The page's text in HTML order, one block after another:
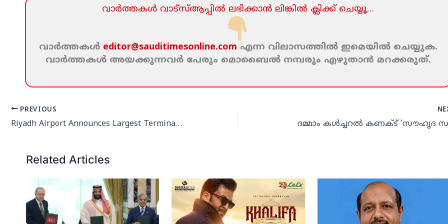
വാര്‍ത്തകള്‍ വാട്‌സ്‌ആപ്പില്‍ ലഭിക്കാന്‍ ലിങ്കില്‍ ക്ലിക്ക്‌ ചെയ്യൂ…
വാര്‍ത്തകള്‍ editor@sauditimesonline.com എന്ന വിലാസത്തില്‍ ഇമെയില്‍ ചെയ്യുക.
വാര്‍ത്തകള്‍ അയക്കുന്നവര്‍ പേരും മൊബൈല്‍ നമ്പരും എഴുതാന്‍ മറക്കരുത്‌.
PREVIOUS
Riyadh Airport Announces Largest Terminal Overhaul in 40 Years for 2026 ദമ്മാം കള്‍ച്ചറല്‍ കണക്ട് ‘സൗഹൃദ
Related Articles